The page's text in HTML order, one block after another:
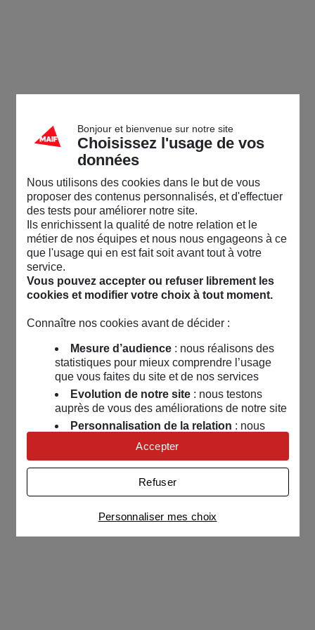
Bonjour et bienvenue sur notre site
Choisissez l'usage de vos
données
Nous utilisons des cookies dans le but de vous
proposer des contenus personnalisés, et d'effectuer
des tests pour améliorer notre site.
Ils enrichissent la qualité de notre relation et le
métier de nos équipes et nous nous engageons à ce
que l'usage qui en est fait soit avant tout à votre
service.
Vous pouvez accepter ou refuser librement les
cookies et modifier votre choix à tout moment.
Connaître nos cookies avant de décider :
Mesure d’audience: nous réalisons des
statistiques pour mieux comprendre l’usage
que vous faites du site et de nos services
Evolution de notre site: nous testons
auprès de vous des améliorations de notre site
Personnalisation de la relation : nous
nous servons de cookies pour adapter nos
contenus et personnaliser nos offres
Univers publicitaire: nous utilisons avec
nos partenaires des cookies pour afficher des
publicités personnalisées
Connaître notre politique cookies et la liste de nos
partenaires
Personnaliser mes choix
Refuser
Accepter